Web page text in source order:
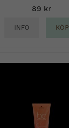
89 kr
INFO KÖP